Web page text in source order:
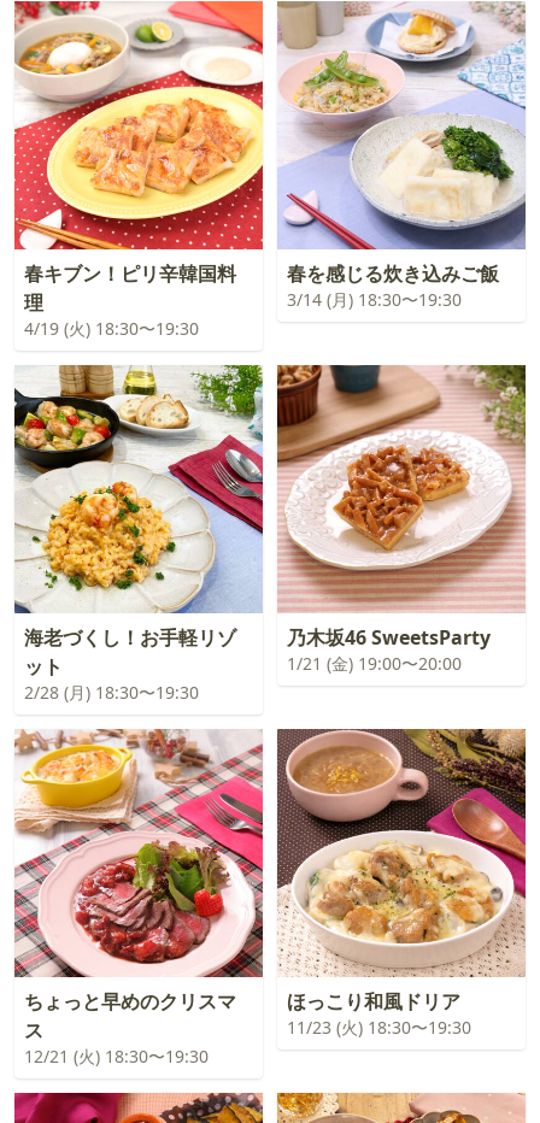
春キブン！ピリ辛韓国料
理
4/19 (火) 18:30〜19:30
春を感じる炊き込みご飯
3/14 (月) 18:30〜19:30
海老づくし！お手軽リゾ
ット
2/28 (月) 18:30〜19:30
乃木坂46 SweetsParty
1/21 (金) 19:00〜20:00
ちょっと早めのクリスマ
ス
12/21 (火) 18:30〜19:30
ほっこり和風ドリア
11/23 (火) 18:30〜19:30